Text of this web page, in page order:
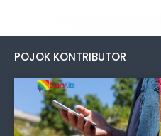
POJOK KONTRIBUTOR